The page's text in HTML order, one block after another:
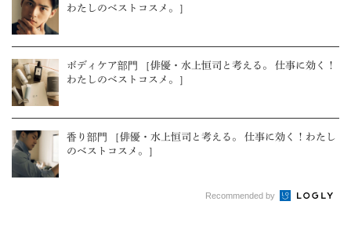
わたしのベストコスメ。］
ボディケア部門 ［俳優・水上恒司と考える。 仕事に効く！
わたしのベストコスメ。］
香り部門 ［俳優・水上恒司と考える。 仕事に効く！わたし
のベストコスメ。］
Recommended by